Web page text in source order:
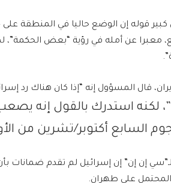
قوله إن الوضع حاليا في المنطقة على
عن أمله في رؤية “بعض الحكمة”،
قال المسؤول إنه “إذا كان هناك رد
لكنه استدرك بالقول إنه
أكتوبر/تشرين من
لـ”سي إن إن” إن إسرائيل لم تقدم ضمانات
على طهران.